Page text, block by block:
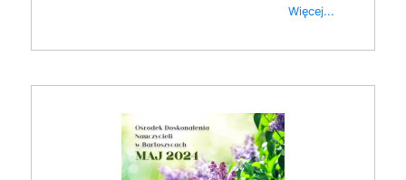
Więcej...